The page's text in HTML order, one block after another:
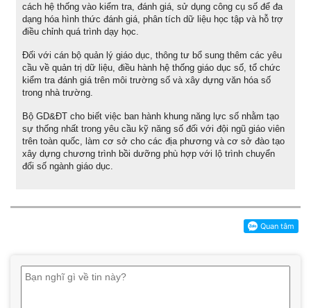
cách hệ thống vào kiểm tra, đánh giá, sử dụng công cụ số để đa
dạng hóa hình thức đánh giá, phân tích dữ liệu học tập và hỗ trợ
điều chỉnh quá trình dạy học.
Đối với cán bộ quản lý giáo dục, thông tư bổ sung thêm các yêu
cầu về quản trị dữ liệu, điều hành hệ thống giáo dục số, tổ chức
kiểm tra đánh giá trên môi trường số và xây dựng văn hóa số
trong nhà trường.
Bộ GD&ĐT cho biết việc ban hành khung năng lực số nhằm tạo
sự thống nhất trong yêu cầu kỹ năng số đối với đội ngũ giáo viên
trên toàn quốc, làm cơ sở cho các địa phương và cơ sở đào tạo
xây dựng chương trình bồi dưỡng phù hợp với lộ trình chuyển
đổi số ngành giáo dục.